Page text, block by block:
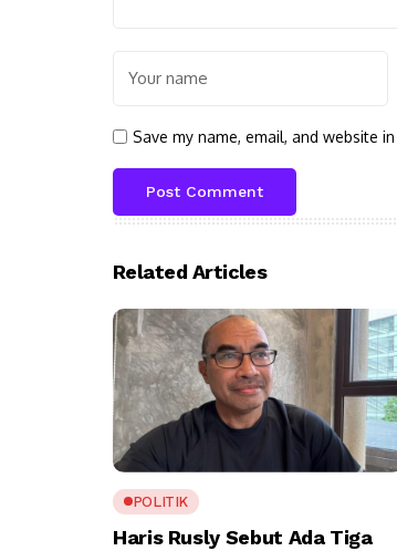
Save my name, email, and website
Related Articles
POLITIK
Haris Rusly Sebut Ada Tiga